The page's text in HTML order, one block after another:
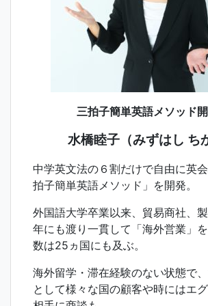
三拍子簡単英語メソッド
水橋睦子（みずはし ち
中学英文法の６割だけで自由に英
拍子簡単英語メソッド」を開発。
外国語大学卒業以来、貿易商社、
年にも渡り一貫して「海外営業」
数は25ヵ国にも及ぶ。
海外留学・滞在経験のない状態で
として様々な国の顧客や時にはエ